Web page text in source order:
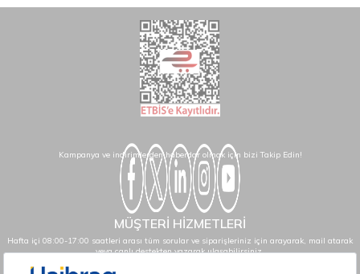
Kampanya ve indirimlerden haberdar olmak için bizi Takip Edin!
MÜŞTERİ HİZMETLERİ
Hafta içi 08:00-17:00 saatleri arası tüm sorular ve siparişleriniz için arayarak, mail atarak
veya canlı destekten yazarak ulaşabilirsiniz.